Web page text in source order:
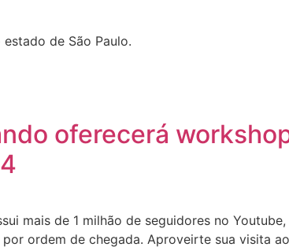
de São Paulo.
oferecerá
mais de 1 milhão de seguidores no
ordem de chegada. Aproveirte sua visita